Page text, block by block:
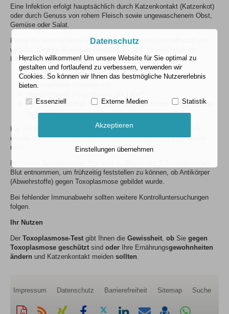
Eine Infektion erfolgt hauptsächlich durch Katzenkontakt (Katzenkot)
oder durch Genuss von rohem Fleisch sowie ungewaschenem Obst,
Gemüse oder Salat.
Findet die erste Infektion während einer Schwangerschaft statt und
wird das Kind im Mutterleib ebenfalls infiziert, können folgende
Komplikationen für das Kind auftreten:
Netzhautentzündung
Hydrocephalus (Wasserkopf)
Im schlimmsten Fall kann das Kind sogar schon vor der Geburt
versterben.
Hat die Mutter bereits die Infektion durchgemacht und lässt sich
dieses in ihrem Blut nachweisen, besteht für das Kind kein Risiko
mehr.
Bei einem Toxoplasmose-Test wird zu Beginn der Schwangerschaft
Blut entnommen, um frühzeitig feststellen zu können, ob Antikörper
(Abwehrstoffe) gegen Toxoplasmose gebildet wurde.
Bei fehlender Immunabwehr sollten weitere Kontrolluntersuchungen
folgen.
Ihr Nutzen
Der Toxoplasmose-Test gibt Ihnen die Gewissheit, ob Sie gegen
Toxoplasmose geschützt sind oder Ihre Ernährungsgewohnheiten
ändern und Katzenkontakt meiden sollten.
Impressum Datenschutz Barrierefreiheit Sitemap Suche
Diese RSS- Auf Auf Auf Auf Per vCard
Datenschutz
Herzlich willkommen! Um unsere Website für Sie optimal zu
gestalten und fortlaufend zu verbessern, verwenden wir
Cookies. So können wir Ihnen das bestmögliche Nutzererlebnis
bieten.
Essenziell Externe Medien Statistik
Akzeptieren
Einstellungen übernehmen